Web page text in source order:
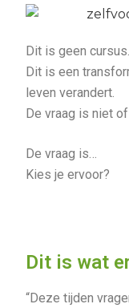
Dit is geen cursus.
Dit is een
leven verandert.
De vraag is niet
De vraag is…
Kies je ervoor?
Dit is wat
“Deze tijden